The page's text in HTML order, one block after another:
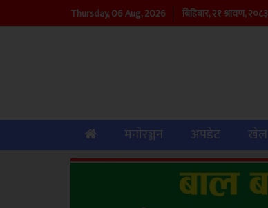
Thursday, 06 Aug, 2026 बिहिबार, २१ श्रावण, २०८३
(current)
मनाेरञ्जन अपडेट खेल